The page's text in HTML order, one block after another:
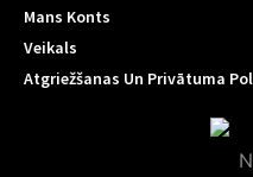
Mans Konts
Veikals
Atgriežšanas Un Privātuma